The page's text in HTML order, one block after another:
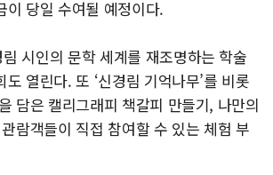
이 당일 수여될 예정이다.
시인의 문학 세계를 재조명하는 학술
열린다. 또 ‘신경림 기억나무’를 비롯
담은 캘리그래피 책갈피 만들기, 나만의
람객들이 직접 참여할 수 있는 체험 부